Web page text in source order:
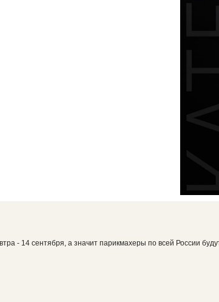
- 14 сентября, а значит парикмахеры по всей России